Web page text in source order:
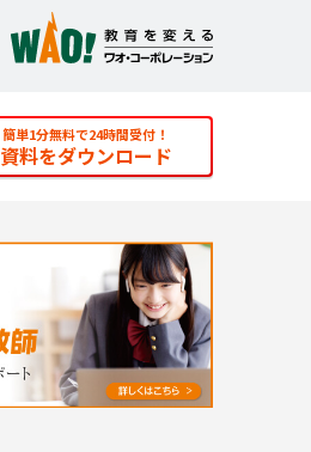
簡単1分無料で24時間受付！
資料をダウンロード